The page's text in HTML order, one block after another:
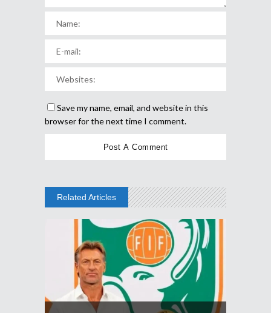
Save my name, email, and website in this
browser for the next time I comment.
Related Articles